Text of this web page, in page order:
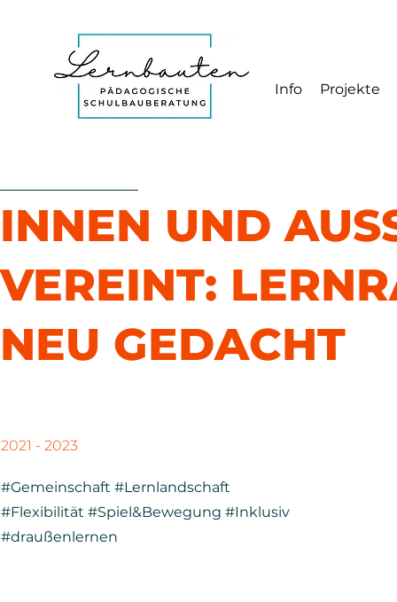
Info Projekte
INNEN UND
VEREINT:
NEU GEDACHT
2021 - 2023
#Gemeinschaft #Lernlandschaft
#Flexibilität #Spiel&Bewegung #Inklusiv
#draußenlernen